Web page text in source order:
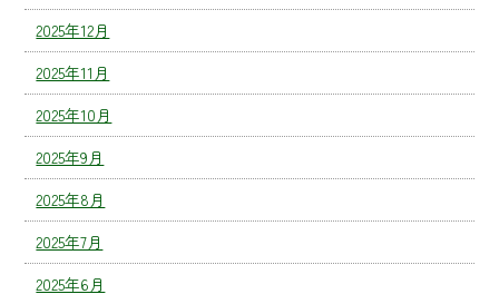
2025年12月
2025年11月
2025年10月
2025年9月
2025年8月
2025年7月
2025年6月